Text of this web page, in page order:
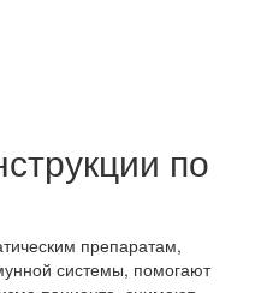
по
препаратам,
системы, помогают